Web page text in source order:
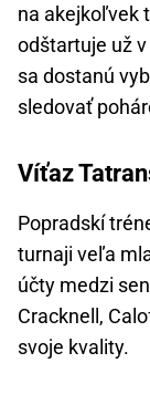
na akejkoľvek
odštartuje už
sa dostanú
sledovať
Víťaz
Popradskí
turnaji veľa
účty medzi
Cracknell,
svoje kvality.